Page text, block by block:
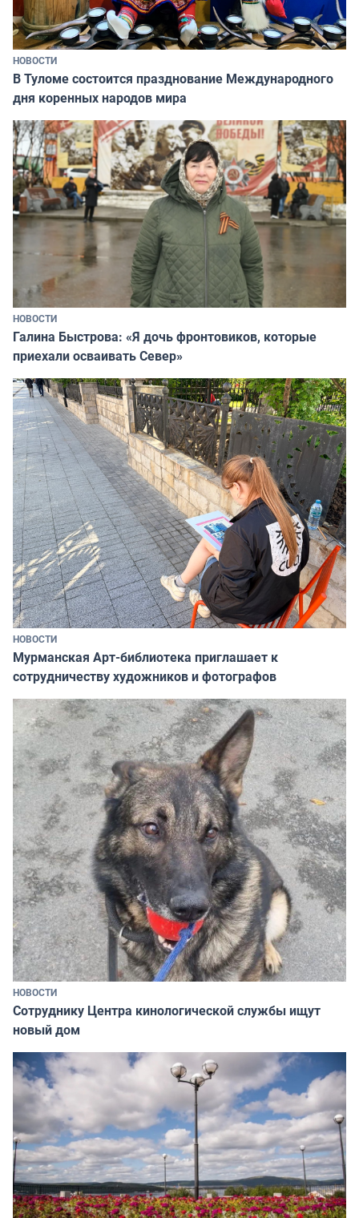
НОВОСТИ
В Туломе состоится празднование Международного
дня коренных народов мира
НОВОСТИ
Галина Быстрова: «Я дочь фронтовиков, которые
приехали осваивать Север»
НОВОСТИ
Мурманская Арт-библиотека приглашает к
сотрудничеству художников и фотографов
НОВОСТИ
Сотруднику Центра кинологической службы ищут
новый дом